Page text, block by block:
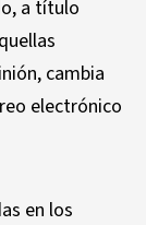
a título
cambia
electrónico
en los